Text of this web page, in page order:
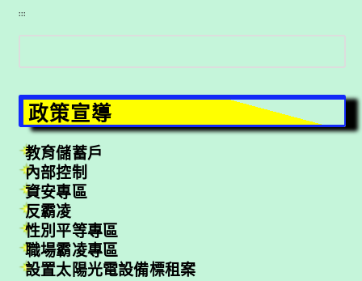
:::
搜
尋
政策宣導
教育儲蓄戶
內部控制
資安專區
反霸凌
性別平等專區
職場霸凌專區
設置太陽光電設備標租案